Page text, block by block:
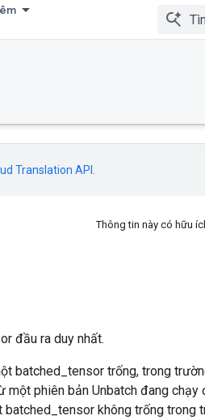
Translation API
Thông tin này có hữu
đầu ra duy nhất.
batched_tensor trống, trong
phiên bản Unbatch đang chạy
không trống trong